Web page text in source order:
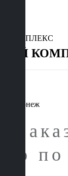
КОМПЛЕКС